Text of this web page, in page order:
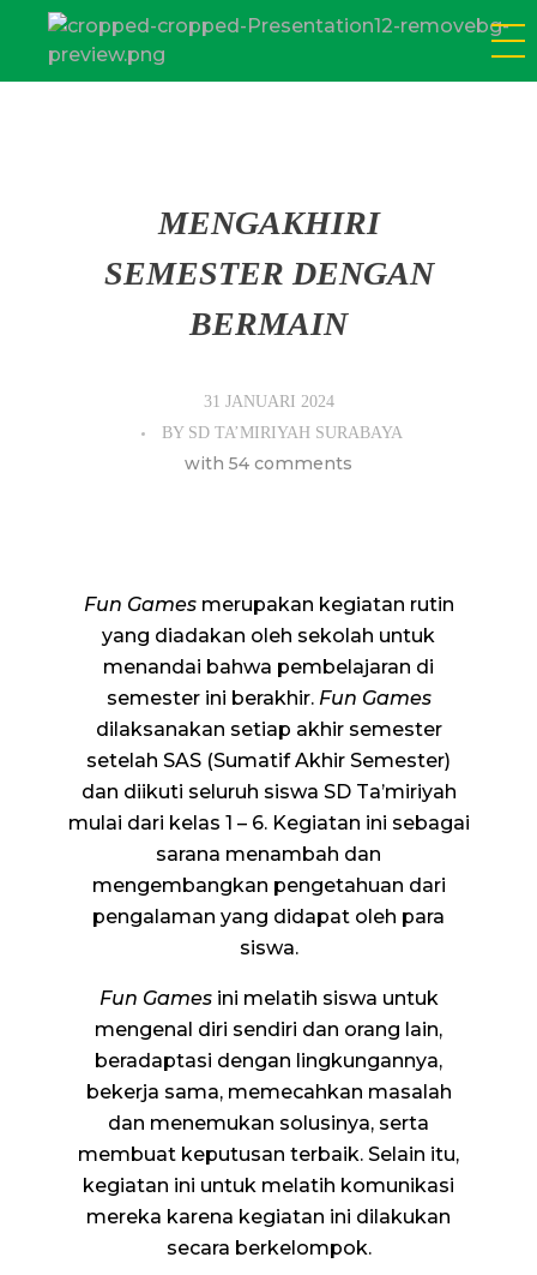
SD Tamiriyah Surabaya
Official Website
MENGAKHIRI
SEMESTER DENGAN
BERMAIN
31 JANUARI 2024
BY SD TA’MIRIYAH SURABAYA
with 54 comments
Fun Games merupakan kegiatan rutin
yang diadakan oleh sekolah untuk
menandai bahwa pembelajaran di
semester ini berakhir. Fun Games
dilaksanakan setiap akhir semester
setelah SAS (Sumatif Akhir Semester)
dan diikuti seluruh siswa SD Ta’miriyah
mulai dari kelas 1 – 6. Kegiatan ini sebagai
sarana menambah dan
mengembangkan pengetahuan dari
pengalaman yang didapat oleh para
siswa.
Fun Games ini melatih siswa untuk
mengenal diri sendiri dan orang lain,
beradaptasi dengan lingkungannya,
bekerja sama, memecahkan masalah
dan menemukan solusinya, serta
membuat keputusan terbaik. Selain itu,
kegiatan ini untuk melatih komunikasi
mereka karena kegiatan ini dilakukan
secara berkelompok.